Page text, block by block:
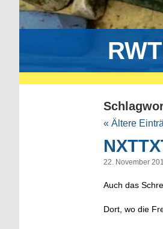
« Ältere
22. November
Auch das
Dort, wo die